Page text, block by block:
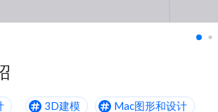
3D建模 Mac图形和设计